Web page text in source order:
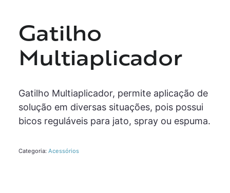
Gatilho
Multiaplicador
Gatilho Multiaplicador, permite aplicação de
solução em diversas situações, pois possui
bicos reguláveis para jato, spray ou espuma.
Categoria: Acessórios